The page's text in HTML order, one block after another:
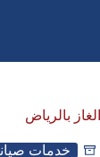
بالرياض
خدمات